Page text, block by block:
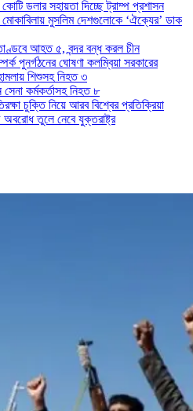
ডলার সহায়তা দিচ্ছে ট্রাম্প প্রশাসন
মুসলিম দেশগুলোকে ‘ঐক্যের’ ডাক
আহত ৫, বন্দর বন্ধ করল চীন
পুনর্গঠনের ঘোষণা কলম্বিয়া সরকারের
শিশুসহ নিহত ৩
কর্মকর্তাসহ নিহত ৮
চুক্তি নিয়ে আরব বিশ্বের প্রতিক্রিয়া
তুলে নেবে যুক্তরাষ্ট্র